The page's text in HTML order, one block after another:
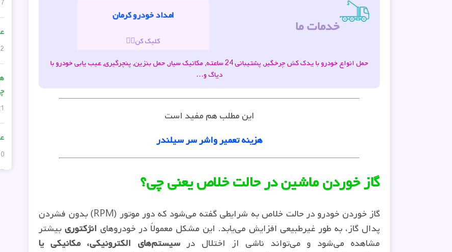
7 دسامبر, 2025
12
21
10
امداد خودرو کرمان
کلیک کن👆🏽
خدمات ما
حمل انواع خودرو با یدک کش چرخگیر, پشتیبانی 24 ساعته, مکانیک سیار, حمل بنزین, پنچرگیری, عیب یابی خودرو با
دیاگ و…
این مطلب هم مفید است
هزینه تعمیر واشر سر سیلندر
گاز خوردن ماشین در حالت خلاص یعنی چی؟
گاز خوردن خودرو در حالت خلاص به شرایطی گفته می‌شود که دور موتور (RPM) بدون فشردن
پدال گاز، به طور غیرطبیعی افزایش می‌یابد. این مشکل معمولاً در خودروهای انژکتوری بیشتر
مشاهده می‌شود و می‌تواند ناشی از اختلال درسیستم‌های الکترونیکی، مکانیکی یا